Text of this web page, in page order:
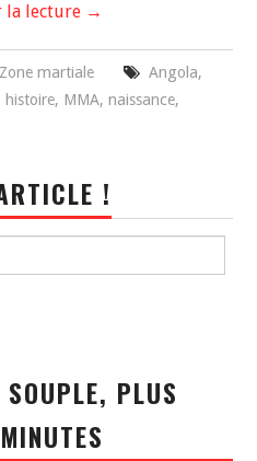
la lecture →
Zone martiale Angola,
histoire, MMA,naissance,
!
PLUS